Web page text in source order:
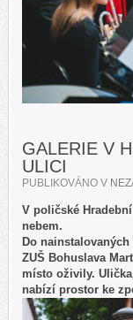
GALERIE V
ULICI
PUBLIKOVÁNO V
V poličské
nebem.
Do
ZUŠ Bohuslava
místo oživily.
nabízí prostor ke